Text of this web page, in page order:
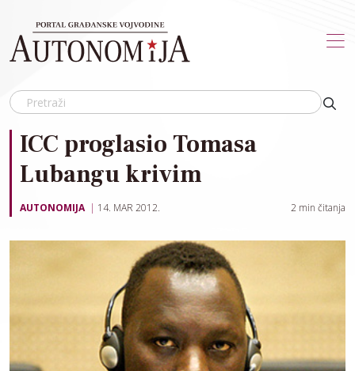
ICC proglasio Tomasa
Lubangu krivim
AUTONOMIJA 14. MAR 2012. 2 min čitanja